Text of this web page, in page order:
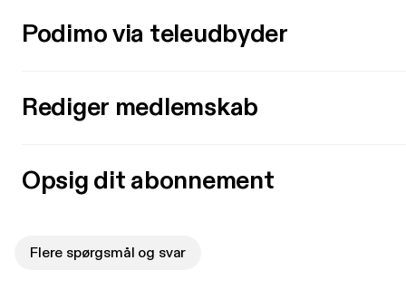
Podimo via teleudbyder
Rediger medlemskab
Opsig dit abonnement
Flere spørgsmål og svar